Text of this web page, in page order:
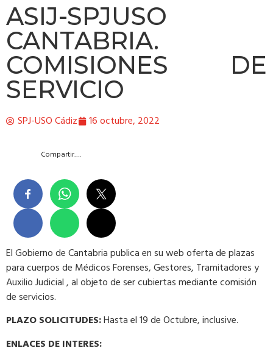
ASIJ-SPJUSO
CANTABRIA.
COMISIONES DE
SERVICIO
SPJ-USO Cádiz 16 octubre, 2022
Compartir….
El Gobierno de Cantabria publica en su web oferta de plazas
para cuerpos de Médicos Forenses, Gestores, Tramitadores y
Auxilio Judicial , al objeto de ser cubiertas mediante comisión
de servicios.
PLAZO SOLICITUDES:Hasta el 19 de Octubre, inclusive.
ENLACES DE INTERES: